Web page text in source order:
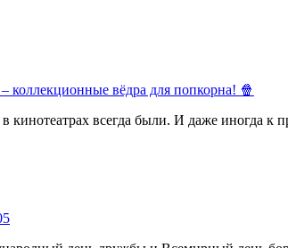
коллекционные вёдра для попкорна! 🍿
кинотеатрах всегда были. И даже иногда